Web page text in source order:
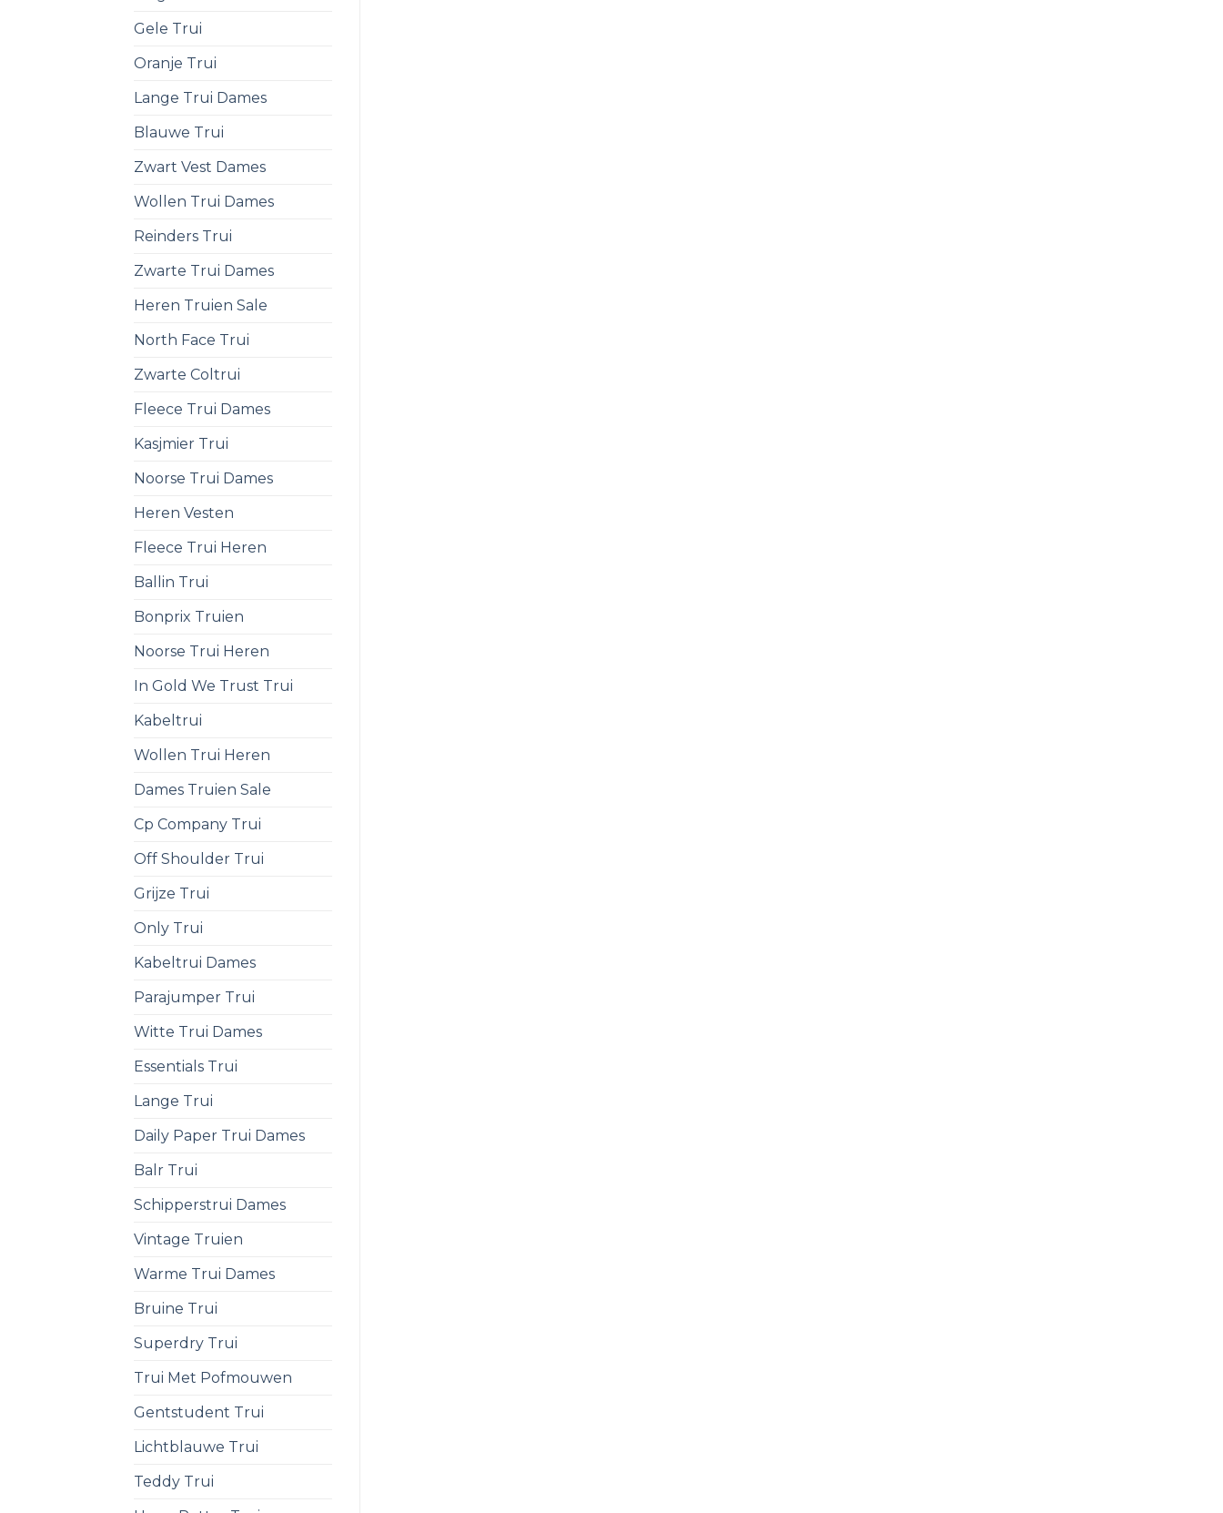
Gele Trui
Oranje Trui
Lange Trui Dames
Blauwe Trui
Zwart Vest Dames
Wollen Trui Dames
Reinders Trui
Zwarte Trui Dames
Heren Truien Sale
North Face Trui
Zwarte Coltrui
Fleece Trui Dames
Kasjmier Trui
Noorse Trui Dames
Heren Vesten
Fleece Trui Heren
Ballin Trui
Bonprix Truien
Noorse Trui Heren
In Gold We Trust Trui
Kabeltrui
Wollen Trui Heren
Dames Truien Sale
Cp Company Trui
Off Shoulder Trui
Grijze Trui
Only Trui
Kabeltrui Dames
Parajumper Trui
Witte Trui Dames
Essentials Trui
Lange Trui
Daily Paper Trui Dames
Balr Trui
Schipperstrui Dames
Vintage Truien
Warme Trui Dames
Bruine Trui
Superdry Trui
Trui Met Pofmouwen
Gentstudent Trui
Lichtblauwe Trui
Teddy Trui